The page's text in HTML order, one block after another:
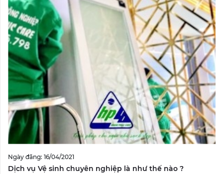
Ngày đăng: 16/04/2021
Dịch vụ Vệ sinh chuyên nghiệp là như thế nào ?